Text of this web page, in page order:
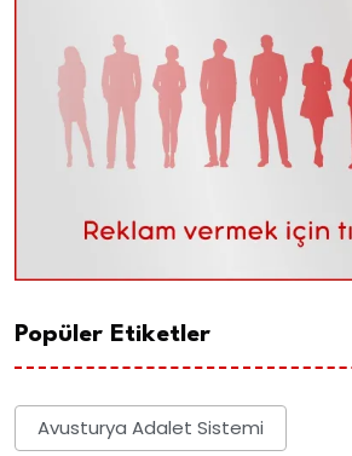
Popüler Etiketler
Avusturya Adalet Sistemi